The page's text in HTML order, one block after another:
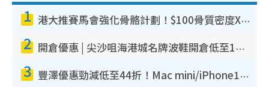
1 港大推賽馬會強化骨骼計劃！$100骨質密度X光檢查 完成免費運動訓練送超市禮券！附參加資格
2 開倉優惠 | 尖沙咀海港城名牌波鞋開倉低至1折！On鞋$899起／Joy&Peace鞋履$98起
3 豐澤優惠勁減低至44折！Mac mini/iPhone17Pro大減價！廚房家電$220起